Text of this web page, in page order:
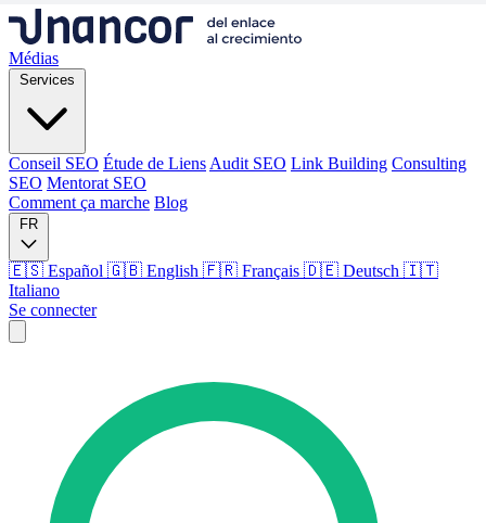
Médias
Services
Conseil SEO Étude de Liens Audit SEO Link Building Consulting
SEO Mentorat SEO
Comment ça marche Blog
FR
🇪🇸 Español 🇬🇧 English 🇫🇷 Français 🇩🇪 Deutsch 🇮🇹
Italiano
Se connecter
Conseil SEO Étude de Liens Link Building
Mentorat SEO
Comment ça marche